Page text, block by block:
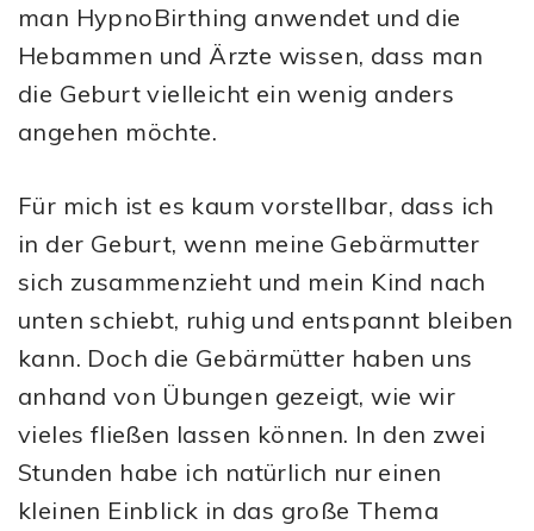
man HypnoBirthing anwendet und die
Hebammen und Ärzte wissen, dass man
die Geburt vielleicht ein wenig anders
angehen möchte.
Für mich ist es kaum vorstellbar, dass ich
in der Geburt, wenn meine Gebärmutter
sich zusammenzieht und mein Kind nach
unten schiebt, ruhig und entspannt bleiben
kann. Doch die Gebärmütter haben uns
anhand von Übungen gezeigt, wie wir
vieles fließen lassen können. In den zwei
Stunden habe ich natürlich nur einen
kleinen Einblick in das große Thema